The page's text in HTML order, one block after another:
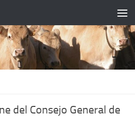
del Consejo General de